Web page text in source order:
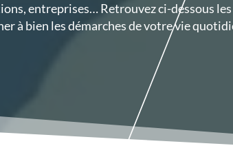
entreprises… Retrouvez ci-dessous
à bien les démarches de votre vie